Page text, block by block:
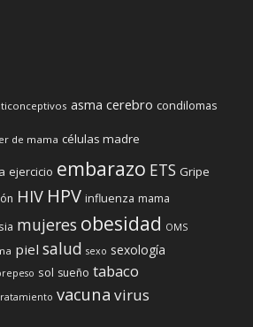
asma cerebro condilomas
de mama células madre
ejercicio embarazo ETS Gripe
HIV HPV influenza mama
mujeres obesidad OMS
piel salud sexo sexología
sol sueño tabaco
vacuna virus